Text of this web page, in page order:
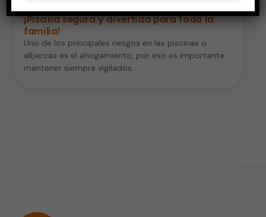
¡Piscina segura y divertida para toda la
familia!
Uno de los principales riesgos en las piscinas o
albercas es el ahogamiento, por eso es importante
mantener siempre vigilados…